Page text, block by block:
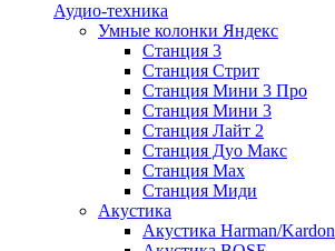
Аудио-техника
Умные колонки Яндекс
Станция 3
Станция Стрит
Станция Мини 3 Про
Станция Мини 3
Станция Лайт 2
Станция Дуо Макс
Станция Max
Станция Миди
Акустика
Акустика Harman/Kardon